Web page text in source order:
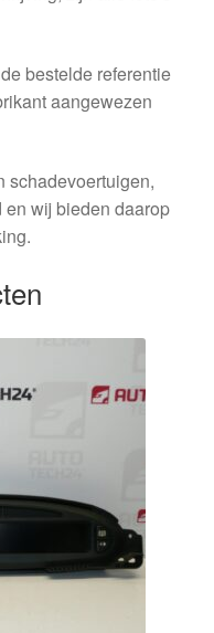
bestelde referentie
aangewezen
schadevoertuigen,
wij bieden daarop